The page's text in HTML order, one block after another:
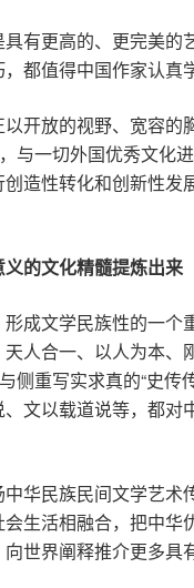
有更高的、更完美
都值得中国作家认真
开放的视野、宽容
与一切外国优秀文
造性转化和创新性
的文化精髓提炼出来
成文学民族性的一
人合一、以人为本
侧重写实求真的“史
文以载道说等，都
华民族民间文学艺
生活相融合，把中
世界阐释推介更多具